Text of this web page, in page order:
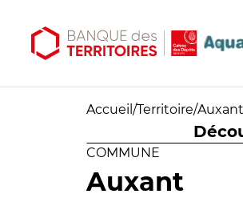
Accueil /Territoire/Auxant
COMMUNE
Auxant